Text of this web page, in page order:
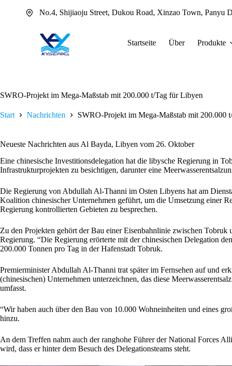
No.4, Shijiaoju Street, Dukou Road, Xinzao Town, Panyu
Startseite Über Produkte
SWRO-Projekt im Mega-Maßstab mit 200.000 t/Tag für Libyen
Start Nachrichten SWRO-Projekt im Mega-Maßstab mit 200.000
Neueste Nachrichten aus Al Bayda, Libyen vom 26. Oktober
Eine chinesische Investitionsdelegation hat die libysche Regierung in
Infrastrukturprojekten zu besichtigen, darunter eine
Die Regierung von Abdullah Al-Thanni im Osten Libyens hat am
Koalition chinesischer Unternehmen geführt, um die Umsetzung einer
Regierung kontrollierten Gebieten zu besprechen.
Zu den Projekten gehört der Bau einer Eisenbahnlinie zwischen Tobruk
Regierung. “Die Regierung erörterte mit der chinesischen Delegation
200.000 Tonnen pro Tag in der Hafenstadt Tobruk.
Premierminister Abdullah Al-Thanni trat später im Fernsehen auf und
(chinesischen) Unternehmen unterzeichnen, das diese
umfasst.
“Wir haben auch über den Bau von 10.000 Wohneinheiten und eines
hinzu.
An dem Treffen nahm auch der ranghohe Führer der National Forces
wird, dass er hinter dem Besuch des Delegationsteams steht.